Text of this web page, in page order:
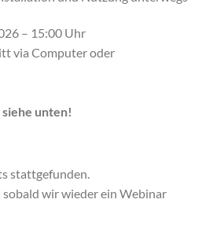
– 15:00 Uhr
via Computer oder
unten!
stattgefunden.
wir wieder ein Webinar